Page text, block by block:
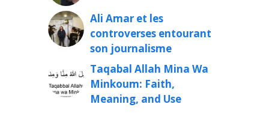
Ali Amar et les
controverses entourant
son journalisme
Taqabal Allah Mina Wa
Minkoum: Faith,
Meaning, and Use